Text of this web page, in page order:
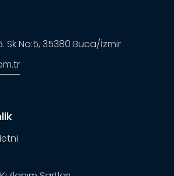
Sk No:5, 35380 Buca/İzmir